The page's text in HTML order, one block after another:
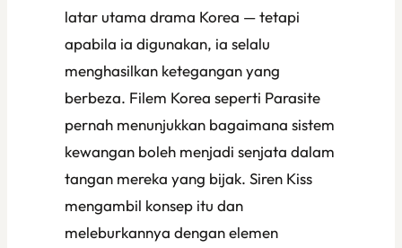
latar utama drama Korea — tetapi
apabila ia digunakan, ia selalu
menghasilkan ketegangan yang
berbeza. Filem Korea seperti Parasite
pernah menunjukkan bagaimana sistem
kewangan boleh menjadi senjata dalam
tangan mereka yang bijak. Siren Kiss
mengambil konsep itu dan
meleburkannya dengan elemen